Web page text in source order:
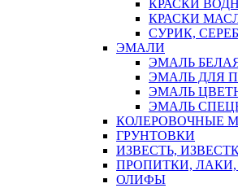
КРАСКИ
КРАСКИ
СУРИК,
ЭМАЛИ
ЭМАЛЬ
ЭМАЛЬ ДЛЯ
ЭМАЛЬ
ЭМАЛЬ
КОЛЕРОВОЧНЫЕ
ГРУНТОВКИ
ИЗВЕСТЬ,
ПРОПИТКИ,
ОЛИФЫ